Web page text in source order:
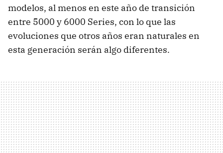
modelos, al menos en este año de transición
entre 5000 y 6000 Series, con lo que las
evoluciones que otros años eran naturales en
esta generación serán algo diferentes.